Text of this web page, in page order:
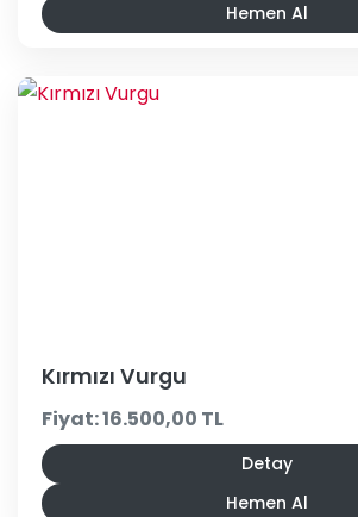
Hemen Al
Kırmızı Vurgu
Fiyat: 16.500,00 TL
Detay
Hemen Al